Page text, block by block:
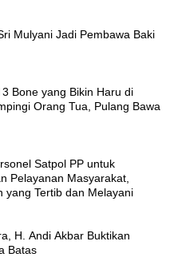
Mulyani Jadi Pembawa Baki
Bone yang Bikin Haru di
Orang Tua, Pulang Bawa
Satpol PP untuk
Pelayanan Masyarakat,
yang Tertib dan Melayani
H. Andi Akbar Buktikan
Batas